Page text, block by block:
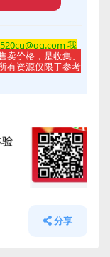
我
卖价格，是收集、
有资源仅限于参考
分享